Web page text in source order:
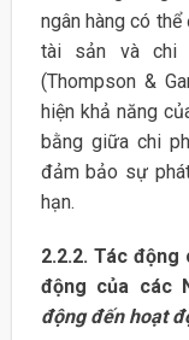
ngân hàng có
tài sản và chi
(Thompson &
hiện khả năng
bằng giữa chi
đảm bảo sự
hạn.
2.2.2. Tác
động của các
động đến hoạt